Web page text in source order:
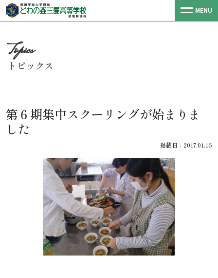
MENU
トピックス
第６期集中スクーリングが始まりま
した
掲載日：2017.01.16